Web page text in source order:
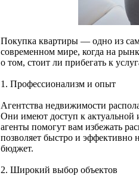
Покупка квартиры — одно из
современном мире, когда на
о том, стоит ли прибегать к
1. Профессионализм и опыт
Агентства недвижимости
Они имеют доступ к актуальной
агенты помогут вам избежать
позволяет быстро и эффективно
бюджет.
2. Широкий выбор объектов